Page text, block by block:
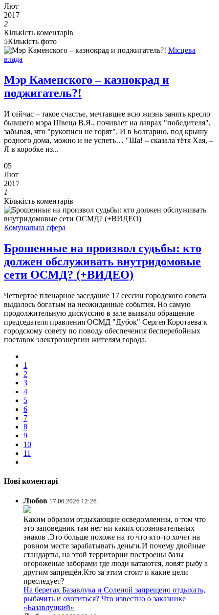
Лют
2017
2
Кількість коментарів
5Кількість фото
Місцева
влада
Мэр Каменского – казнокрад и
поджигатель?!
И сейчас – такое счастье, мечтавшее всю жизнь занять кресло
бывшего мэра Швеца В.Я., почивает на лаврах "победителя",
забывая, что "рукописи не горят". И в Болгарию, под крышу
родного дома, можно и не успеть… "Ша! – сказала тётя Хая, –
Я в коробке из...
05
Лют
2017
1
Кількість коментарів
Комунальна сфера
Брошенные на произвол судьбы: кто
должен обслуживать внутридомовые
сети ОСМД? (+ВИДЕО)
Четвертое пленарное заседание 17 сессии городского совета
выдалось богатым на неожиданные события. Но самую
продолжительную дискуссию в зале вызвало обращение
председателя правления ОСМД "Дубок" Сергея Коротаева к
городскому совету по поводу обеспечения бесперебойных
поставок электроэнергии жителям города.
1
2
3
4
5
6
7
8
9
10
11
Нові коментарі
Любов 17.06.2026 12:26
Каким образом отдыхающие осведомленны, о том что
это заповедник там нет ни каких опозновательных
знаков .Это больше похоже на то что кто-то хочет на
ровном месте зарабатывать деньги.И почему двойные
стандарты, на этой территории построены базы
огороженые заборами где люди катаются, ловят рыбу а
другим запрещён.Кто за этим стоит и какие цели
преследует?
На берегах Базавлука и Соленой запрещено отдыхать,
рыбачить и охотиться? Что известно о заказнике
«Базавлуцкий»